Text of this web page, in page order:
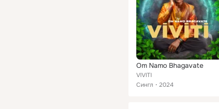
Om Namo Bhagavate
VIVITI
Сингл
2024